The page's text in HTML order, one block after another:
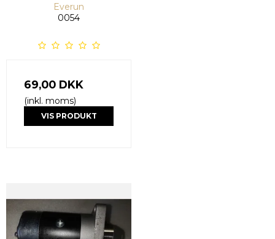
Everun
0054
69,00 DKK
(inkl. moms)
VIS PRODUKT